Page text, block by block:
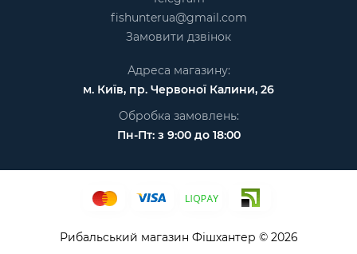
fishunterua@gmail.com
Замовити дзвінок
Адреса магазину:
м. Київ, пр. Червоної Калини, 26
Обробка замовлень:
Пн-Пт: з 9:00 до 18:00
Рибальський магазин Фішхантер © 2026